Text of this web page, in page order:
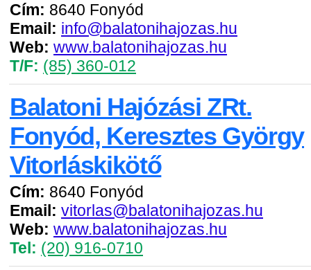
Cím: 8640 Fonyód
Email: info@balatonihajozas.hu
Web: www.balatonihajozas.hu
T/F: (85) 360-012
Balatoni Hajózási ZRt.
Fonyód, Keresztes György
Vitorláskikötő
Cím: 8640 Fonyód
Email: vitorlas@balatonihajozas.hu
Web: www.balatonihajozas.hu
Tel: (20) 916-0710